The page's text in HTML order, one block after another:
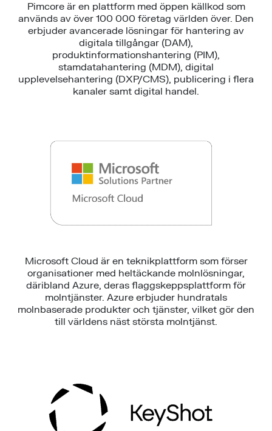
Pimcore är en plattform med öppen källkod som
används av över 100 000 företag världen över. Den
erbjuder avancerade lösningar för hantering av
digitala tillgångar (DAM),
produktinformationshantering (PIM),
stamdatahantering (MDM), digital
upplevelsehantering (DXP/CMS), publicering i flera
kanaler samt digital handel.
Microsoft Cloud är en teknikplattform som förser
organisationer med heltäckande molnlösningar,
däribland Azure, deras flaggskeppsplattform för
molntjänster. Azure erbjuder hundratals
molnbaserade produkter och tjänster, vilket gör den
till världens näst största molntjänst.